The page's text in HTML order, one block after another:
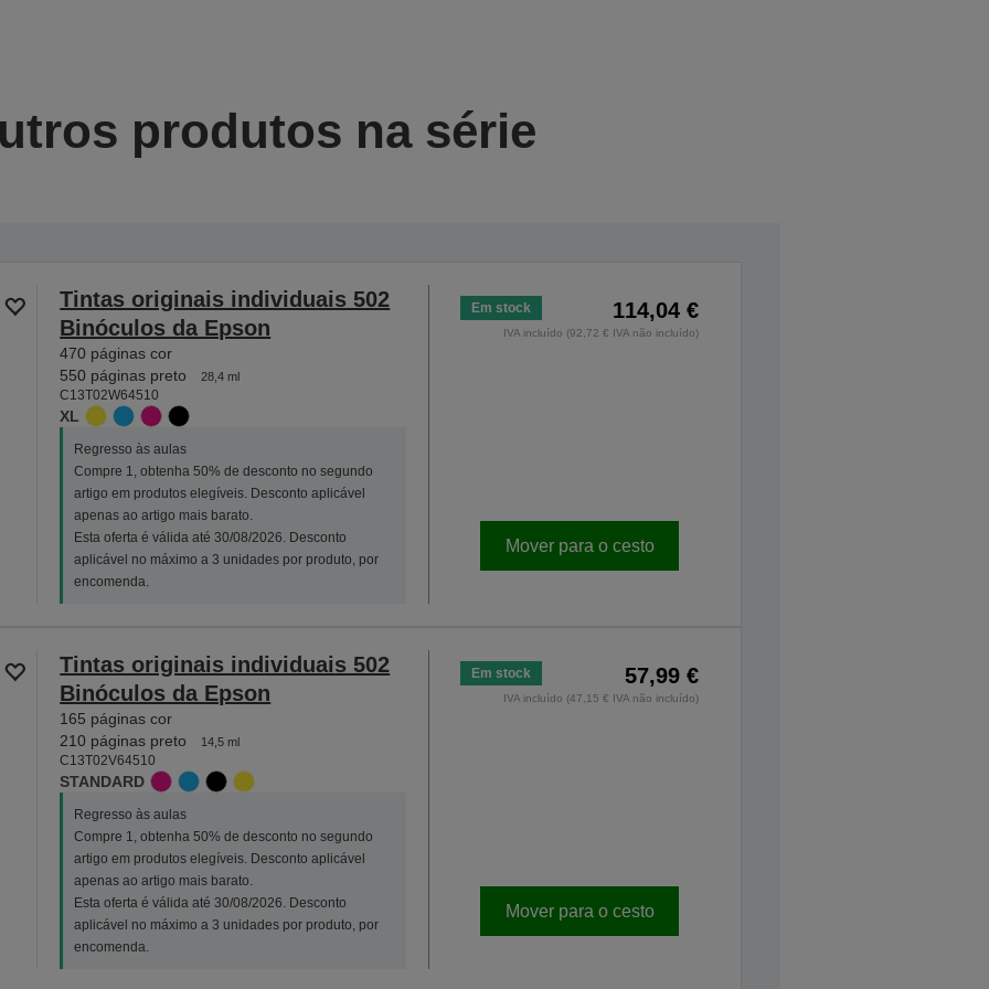
produtos na série
Tintas originais individuais 502
Binóculos da Epson
470 páginas cor
550 páginas preto
28,4 ml
C13T02W64510
XL
Regresso às aulas
Compre 1, obtenha 50% de desconto no segundo
artigo em produtos elegíveis. Desconto aplicável
apenas ao artigo mais barato.
Esta oferta é válida até 30/08/2026. Desconto
aplicável no máximo a 3 unidades por produto, por
encomenda.
Em stock 114,04 €
IVA incluído (92,72 € IVA não incluído)
Mover para o cesto
Tintas originais individuais 502
Binóculos da Epson
165 páginas cor
210 páginas preto
14,5 ml
C13T02V64510
STANDARD
Regresso às aulas
Compre 1, obtenha 50% de desconto no segundo
artigo em produtos elegíveis. Desconto aplicável
apenas ao artigo mais barato.
Esta oferta é válida até 30/08/2026. Desconto
aplicável no máximo a 3 unidades por produto, por
encomenda.
Em stock 57,99 €
IVA incluído (47,15 € IVA não incluído)
Mover para o cesto